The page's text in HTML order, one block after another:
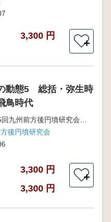
3,300 円
＋
動態5 総括・弥生時
鳥時代
後円墳研究会
3,300 円
3,300 円
＋